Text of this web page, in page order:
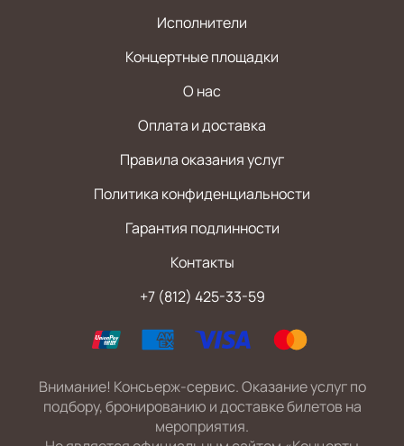
Исполнители
Концертные площадки
О нас
Оплата и доставка
Правила оказания услуг
Политика конфиденциальности
Гарантия подлинности
Контакты
+7 (812) 425-33-59
Внимание! Консьерж-сервис. Оказание услуг по
подбору, бронированию и доставке билетов на
мероприятия.